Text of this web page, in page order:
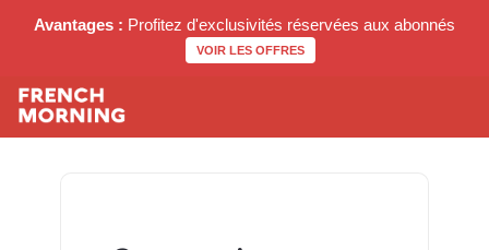
Avantages : Profitez d'exclusivités réservées aux abonnés
VOIR LES OFFRES